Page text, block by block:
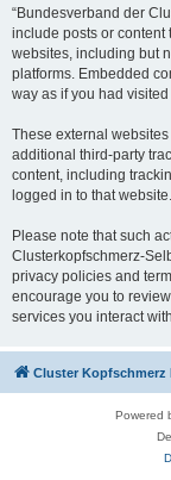
“Bundesverband der
include posts or content
websites, including but
platforms. Embedded
way as if you had
These external
additional third-party
content, including
logged in to that website.
Please note that such
Clusterkopfschmerz-
privacy policies and
encourage you to
services you interact
Cluster Kopfschmerz
Powered